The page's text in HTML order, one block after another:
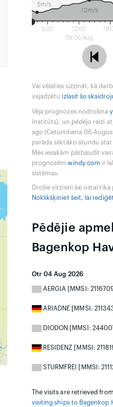
6:00
12:00
Tor 06 Aug
12m/s
5m/s
Vai vēlaties uzzināt, kā
vajadzētu izlasīt šo
Vēja prognozes nodrošina
Institūts), un pēdējo reizi
ago (Ceturtdiena 06
parāda sliktāko stundu
Mēs iesakām pārbaudīt
prognozēm.windy.com ir
sistēmas.
Drošie virzieni šai ostai
Noklikšķiniet šeit, lai
Pēdējie
Bagenkop
Otr 04 Aug 2026
AERGIA [MMSI:
ARIADNE [MMSI:
DIODON [MMSI:
RESIDENZ [MMSI:
STURMFREI [MMSI:
The visits are retrieved
visiting ships to Bagenkop